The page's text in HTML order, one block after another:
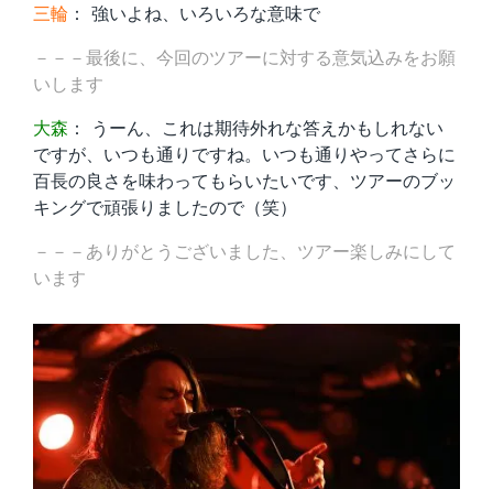
三輪 ： 強いよね、いろいろな意味で
－－－最後に、今回のツアーに対する意気込みをお願
いします
大森 ： うーん、これは期待外れな答えかもしれない
ですが、いつも通りですね。いつも通りやってさらに
百長の良さを味わってもらいたいです、ツアーのブッ
キングで頑張りましたので（笑）
－－－ありがとうございました、ツアー楽しみにして
います